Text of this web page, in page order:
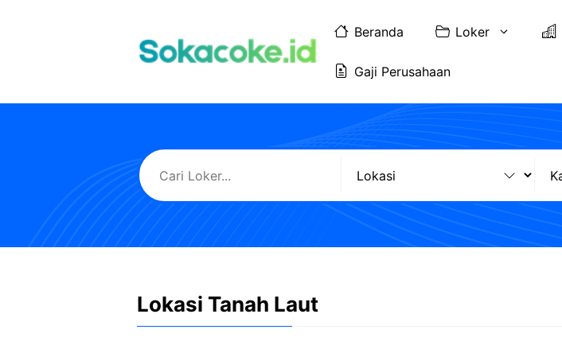
Beranda Loker
Gaji Perusahaan
Lokasi Tanah Laut